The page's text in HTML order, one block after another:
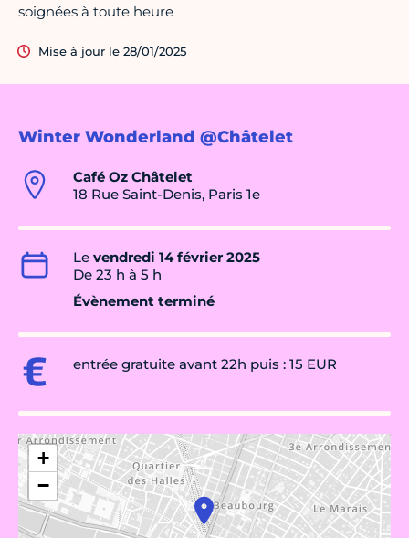
Winter Wonderland @Châtelet
Café Oz Châtelet
18 Rue Saint-Denis, Paris 1e
Le vendredi 14 février 2025
De 23 h à 5 h
Évènement terminé
entrée gratuite avant 22h puis : 15 EUR
+
−
soignées à toute heure
Mise à jour le 28/01/2025